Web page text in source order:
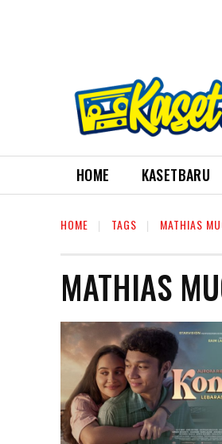
HOME KASETBARU
HOME TAGS MATHIAS
MATHIAS